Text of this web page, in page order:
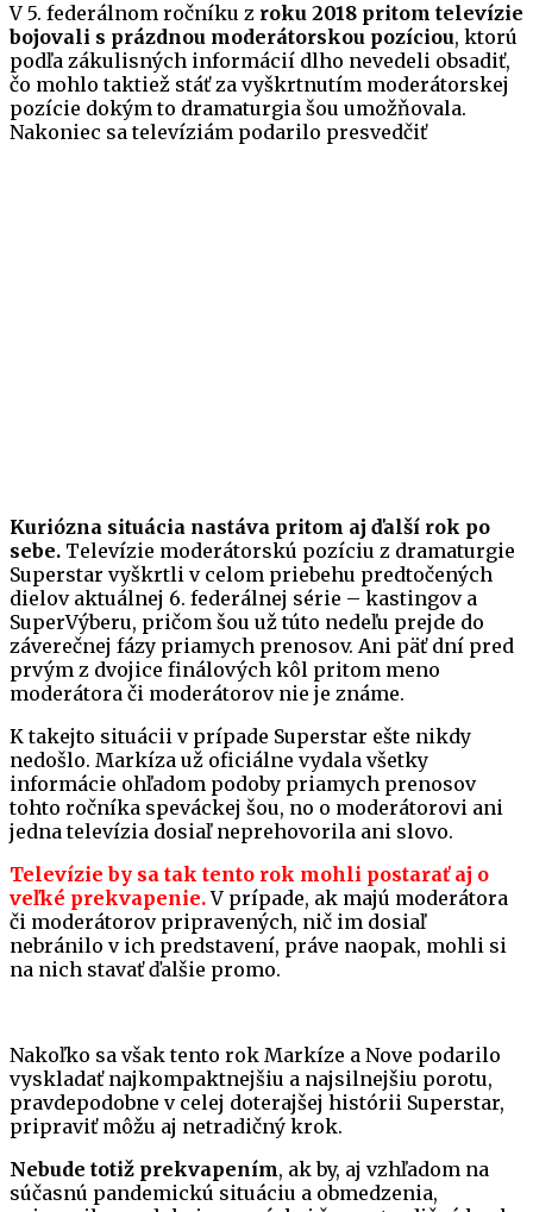
V 5. federálnom ročníku z roku 2018 pritom televízie
bojovali s prázdnou moderátorskou pozíciou, ktorú
podľa zákulisných informácií dlho nevedeli obsadiť,
čo mohlo taktiež stáť za vyškrtnutím moderátorskej
pozície dokým to dramaturgia šou umožňovala.
Nakoniec sa televíziám podarilo presvedčiť
Kuriózna situácia nastáva pritom aj ďalší rok po
sebe. Televízie moderátorskú pozíciu z dramaturgie
Superstar vyškrtli v celom priebehu predtočených
dielov aktuálnej 6. federálnej série – kastingov a
SuperVýberu, pričom šou už túto nedeľu prejde do
záverečnej fázy priamych prenosov. Ani päť dní pred
prvým z dvojice finálových kôl pritom meno
moderátora či moderátorov nie je známe.
K takejto situácii v prípade Superstar ešte nikdy
nedošlo. Markíza už oficiálne vydala všetky
informácie ohľadom podoby priamych prenosov
tohto ročníka speváckej šou, no o moderátorovi ani
jedna televízia dosiaľ neprehovorila ani slovo.
Televízie by sa tak tento rok mohli postarať aj o
veľké prekvapenie.V prípade, ak majú moderátora
či moderátorov pripravených, nič im dosiaľ
nebránilo v ich predstavení, práve naopak, mohli si
na nich stavať ďalšie promo.
Nakoľko sa však tento rok Markíze a Nove podarilo
vyskladať najkompaktnejšiu a najsilnejšiu porotu,
pravdepodobne v celej doterajšej histórii Superstar,
pripraviť môžu aj netradičný krok.
Nebude totiž prekvapením, ak by, aj vzhľadom na
súčasnú pandemickú situáciu a obmedzenia,